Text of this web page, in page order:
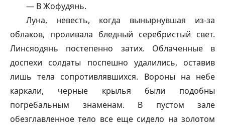
— В Жофудянь.
Луна, невесть, когда вынырнувшая из-за
облаков, проливала бледный серебристый свет.
Линсяодянь постепенно затих. Облаченные в
доспехи солдаты поспешно удалились, оставив
лишь тела сопротивлявшихся. Вороны на небе
каркали, черные крылья были подобны
погребальным знаменам. В пустом зале
обезглавленное тело все еще сидело на золотом